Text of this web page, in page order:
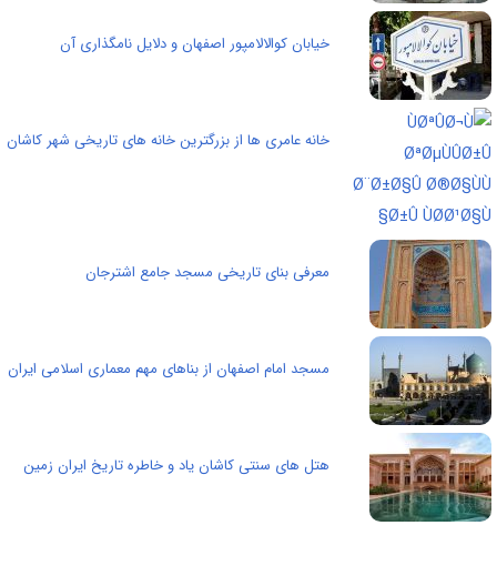
خیابان کوالالامپور اصفهان و دلایل نامگذاری آن
خانه عامری ها از بزرگترین خانه های تاریخی شهر کاشان
معرفی بنای تاریخی مسجد جامع اشترجان
مسجد امام اصفهان از بناهای مهم معماری اسلامی ایران
هتل های سنتی کاشان یاد و خاطره تاریخ ایران زمین